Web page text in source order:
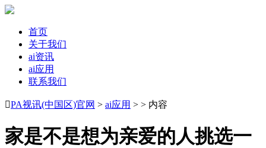
首页
关于我们
ai资讯
ai应用
联系我们
PA视讯(中国区)官网 > ai应用 > > 内容
家是不是想为亲爱的人挑选一